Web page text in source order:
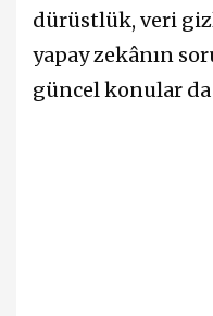
dürüstlük, veri
yapay zekânın
güncel konular da